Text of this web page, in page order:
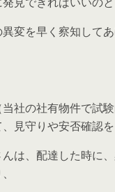
変を早く察知して
社の社有物件で試
見守りや安否確認を
は、配達した時に